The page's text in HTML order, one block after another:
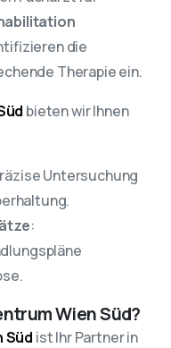
die
Therapie ein.
bieten wir Ihnen
Untersuchung
:
Wien Süd?
Süd ist Ihr Partner in